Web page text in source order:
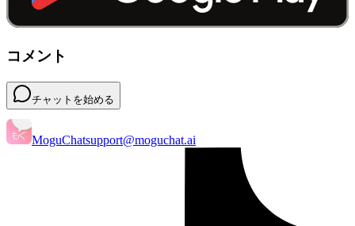
コメント
チャットを始める
MoguChatsupport@moguchat.ai